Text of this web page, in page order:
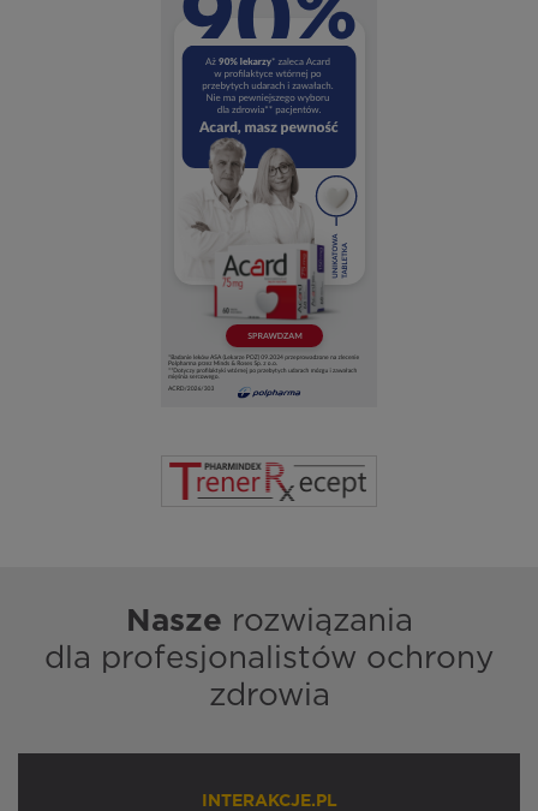
Nasze rozwiązania
dla profesjonalistów ochrony
zdrowia
INTERAKCJE.PL